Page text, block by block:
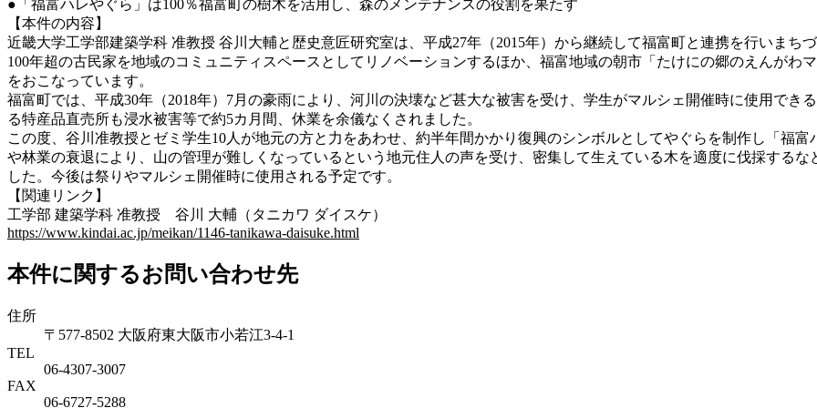
●「福富ハレやぐら」は100％福富町の樹木を活用し、森のメンテナンスの役割を果たす
【本件の内容】
近畿大学工学部建築学科 准教授 谷川大輔と歴史意匠研究室は、平成27年（2015年）から継続して福富町と連携を行いまち
100年超の古民家を地域のコミュニティスペースとしてリノベーションするほか、福富地域の朝市「たけにの郷のえんがわ
をおこなっています。
福富町では、平成30年（2018年）7月の豪雨により、河川の決壊など甚大な被害を受け、学生がマルシェ開催時に使用でき
る特産品直売所も浸水被害等で約5カ月間、休業を余儀なくされました。
この度、谷川准教授とゼミ学生10人が地元の方と力をあわせ、約半年間かかり復興のシンボルとしてやぐらを制作し「福
や林業の衰退により、山の管理が難しくなっているという地元住人の声を受け、密集して生えている木を適度に伐採する
した。今後は祭りやマルシェ開催時に使用される予定です。
【関連リンク】
工学部 建築学科 准教授 谷川 大輔（タニカワ ダイスケ）
https://www.kindai.ac.jp/meikan/1146-tanikawa-daisuke.html
本件に関するお問い合わせ先
住所
〒577-8502 大阪府東大阪市小若江3-4-1
TEL
06‐4307‐3007
FAX
06‐6727‐5288